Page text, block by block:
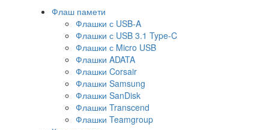
Флаш памети
Флашки с USB-A
Флашки с USB 3.1 Type-C
Флашки с Micro USB
Флашки ADATA
Флашки Corsair
Флашки Samsung
Флашки SanDisk
Флашки Transcend
Флашки Teamgroup